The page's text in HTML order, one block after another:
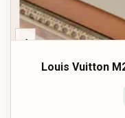
‹
Louis Vuitton